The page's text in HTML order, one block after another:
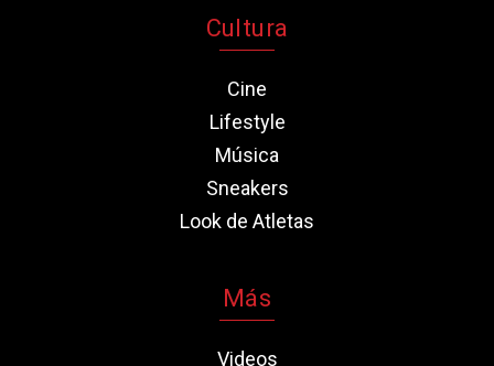
Cultura
Cine
Lifestyle
Música
Sneakers
Look de Atletas
Más
Videos